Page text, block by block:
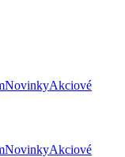
NovinkyAkciové
NovinkyAkciové